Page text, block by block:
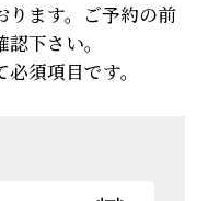
ります。ご予約の前
認下さい。
須項目です。